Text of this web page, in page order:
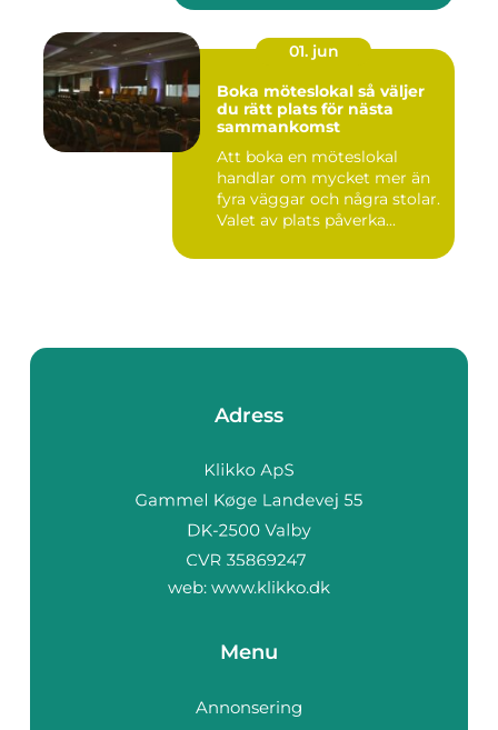
01. jun
Boka möteslokal så väljer
du rätt plats för nästa
sammankomst
Att boka en möteslokal
handlar om mycket mer än
fyra väggar och några stolar.
Valet av plats påverka...
Adress
web: www.klikko.dk
Menu
Annonsering